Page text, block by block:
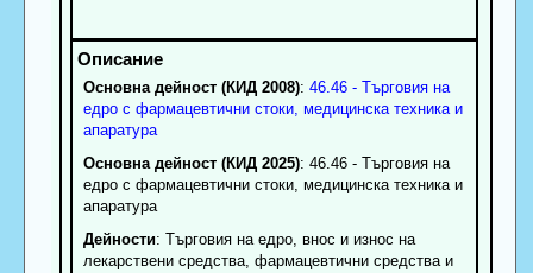
Основна дейност (КИД 2008): 46.46 - Търговия на
едро с фармацевтични стоки, медицинска техника и
апаратура
Основна дейност (КИД 2025): 46.46 - Търговия на
едро с фармацевтични стоки, медицинска техника и
апаратура
Дейности: Търговия на едро, внос и износ на
лекарствени средства, фармацевтични средства и